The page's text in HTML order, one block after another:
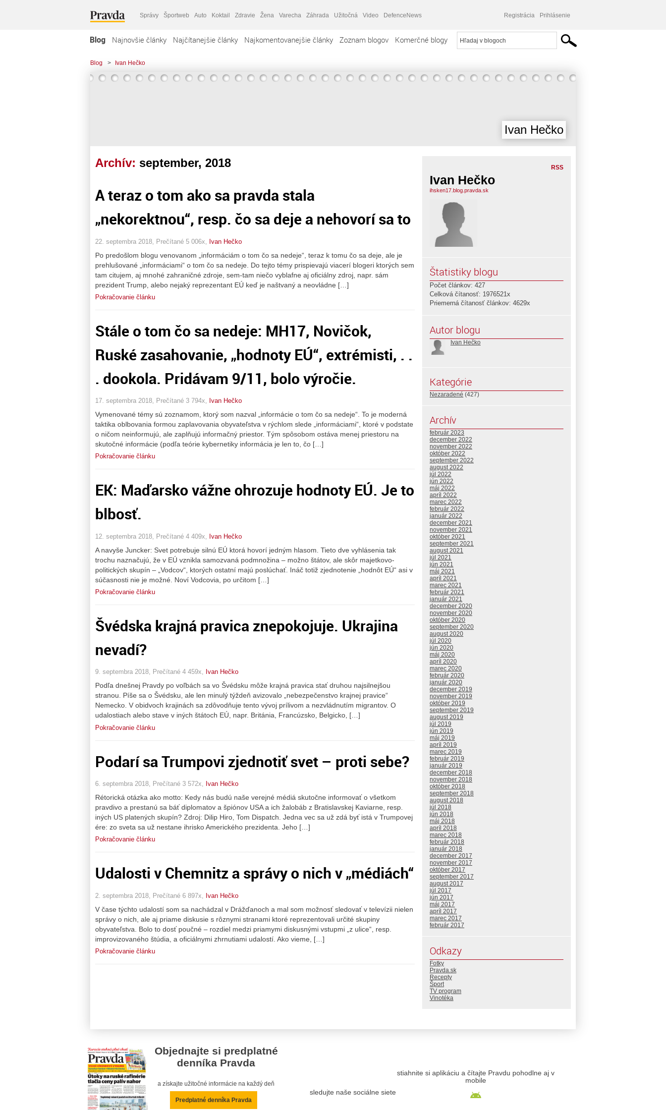
Správy Športweb Auto Koktail Zdravie Žena Varecha Záhrada Užitočná Video DefenceNews Registrácia Prihlásenie
Blog Najnovšie články Najčítanejšie články Najkomentovanejšie články Zoznam blogov Komerčné blogy
Blog > Ivan Hečko
Ivan Hečko
Archív: september, 2018
A teraz o tom ako sa pravda stala
„nekorektnou“, resp. čo sa deje a nehovorí sa to
22. septembra 2018, Prečítané 5 006x, Ivan Hečko
Po predošlom blogu venovanom „informáciám o tom čo sa nedeje“, teraz k tomu čo sa deje, ale je
prehlušované „informáciami“ o tom čo sa nedeje. Do tejto témy prispievajú viacerí blogeri ktorých sem
tam citujem, aj mnohé zahraničné zdroje, sem-tam niečo vyblafne aj oficiálny zdroj, napr. sám
prezident Trump, alebo nejaký reprezentant EÚ keď je naštvaný a neovládne […]
Pokračovanie článku
Stále o tom čo sa nedeje: MH17, Novičok,
Ruské zasahovanie, „hodnoty EÚ“, extrémisti, . .
. dookola. Pridávam 9/11, bolo výročie.
17. septembra 2018, Prečítané 3 794x, Ivan Hečko
Vymenované témy sú zoznamom, ktorý som nazval „informácie o tom čo sa nedeje“. To je moderná
taktika oblbovania formou zaplavovania obyvateľstva v rýchlom slede „informáciami“, ktoré v podstate
o ničom neinformujú, ale zaplňujú informačný priestor. Tým spôsobom ostáva menej priestoru na
skutočné informácie (podľa teórie kybernetiky informácia je len to, čo […]
Pokračovanie článku
EK: Maďarsko vážne ohrozuje hodnoty EÚ. Je to
blbosť.
12. septembra 2018, Prečítané 4 409x, Ivan Hečko
A navyše Juncker: Svet potrebuje silnú EÚ ktorá hovorí jedným hlasom. Tieto dve vyhlásenia tak
trochu naznačujú, že v EÚ vznikla samozvaná podmnožina – možno štátov, ale skôr majetkovo-
politických skupín – „Vodcov“, ktorých ostatní majú poslúchať. Ináč totiž zjednotenie „hodnôt EÚ“ asi v
súčasnosti nie je možné. Noví Vodcovia, po určitom […]
Pokračovanie článku
Švédska krajná pravica znepokojuje. Ukrajina
nevadí?
9. septembra 2018, Prečítané 4 459x, Ivan Hečko
Podľa dnešnej Pravdy po voľbách sa vo Švédsku môže krajná pravica stať druhou najsilnejšou
stranou. Píše sa o Švédsku, ale len minulý týždeň avizovalo „nebezpečenstvo krajnej pravice“
Nemecko. V obidvoch krajinách sa zdôvodňuje tento vývoj prílivom a nezvládnutím migrantov. O
udalostiach alebo stave v iných štátoch EÚ, napr. Británia, Francúzsko, Belgicko, […]
Pokračovanie článku
Podarí sa Trumpovi zjednotiť svet – proti sebe?
6. septembra 2018, Prečítané 3 572x, Ivan Hečko
Rétorická otázka ako motto: Kedy nás budú naše verejné médiá skutočne informovať o všetkom
pravdivo a prestanú sa báť diplomatov a špiónov USA a ich žalobáb z Bratislavskej Kaviarne, resp.
iných US platených skupín? Zdroj: Dilip Hiro, Tom Dispatch. Jedna vec sa už zdá byť istá v Trumpovej
ére: zo sveta sa už nestane ihrisko Amerického prezidenta. Jeho […]
Pokračovanie článku
Udalosti v Chemnitz a správy o nich v „médiách“
2. septembra 2018, Prečítané 6 897x, Ivan Hečko
V čase týchto udalostí som sa nachádzal v Drážďanoch a mal som možnosť sledovať v televízii nielen
správy o nich, ale aj priame diskusie s rôznymi stranami ktoré reprezentovali určité skupiny
obyvateľstva. Bolo to dosť poučné – rozdiel medzi priamymi diskusnými vstupmi „z ulice“, resp.
improvizovaného štúdia, a oficiálnymi zhrnutiami udalostí. Ako vieme, […]
Pokračovanie článku
RSS
Ivan Hečko
ihsken17.blog.pravda.sk
Štatistiky blogu
Počet článkov: 427
Celková čítanosť: 1976521x
Priemerná čítanosť článkov: 4629x
Autor blogu
Ivan Hečko
Kategórie
Nezaradené (427)
Archív
február 2023
december 2022
november 2022
október 2022
september 2022
august 2022
júl 2022
jún 2022
máj 2022
apríl 2022
marec 2022
február 2022
január 2022
december 2021
november 2021
október 2021
september 2021
august 2021
júl 2021
jún 2021
máj 2021
apríl 2021
marec 2021
február 2021
január 2021
december 2020
november 2020
október 2020
september 2020
august 2020
júl 2020
jún 2020
máj 2020
apríl 2020
marec 2020
február 2020
január 2020
december 2019
november 2019
október 2019
september 2019
august 2019
júl 2019
jún 2019
máj 2019
apríl 2019
marec 2019
február 2019
január 2019
december 2018
november 2018
október 2018
september 2018
august 2018
júl 2018
jún 2018
máj 2018
apríl 2018
marec 2018
február 2018
január 2018
december 2017
november 2017
október 2017
september 2017
august 2017
júl 2017
jún 2017
máj 2017
apríl 2017
marec 2017
február 2017
Odkazy
Fotky
Pravda.sk
Recepty
Šport
TV program
Vinotéka
Objednajte si predplatné
denníka Pravda
a získajte užitočné informácie na každý deň
Predplatné denníka Pravda
sledujte naše sociálne siete
stiahnite si aplikáciu a čítajte Pravdu pohodlne aj v
mobile